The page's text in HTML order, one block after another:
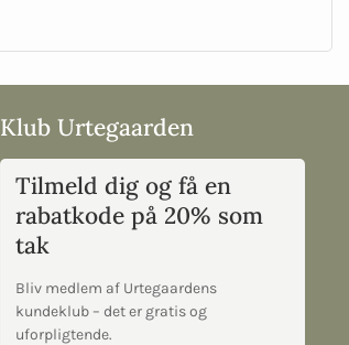
Klub Urtegaarden
Tilmeld dig og få en
rabatkode på 20% som
tak
Bliv medlem af Urtegaardens
kundeklub – det er gratis og
uforpligtende.